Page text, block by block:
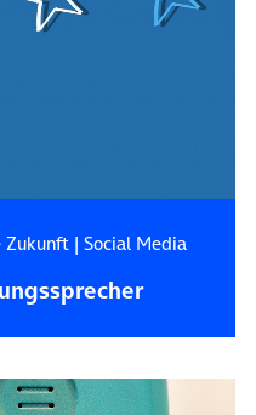
| Social Media